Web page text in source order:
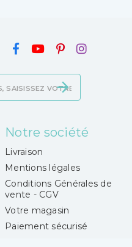
Notre société
Livraison
Mentions légales
Conditions Générales de
vente - CGV
Votre magasin
Paiement sécurisé